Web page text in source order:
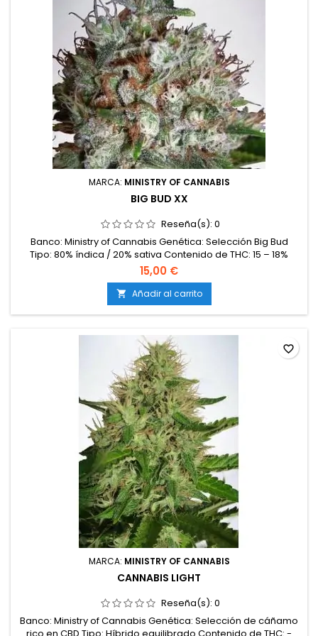
MARCA: MINISTRY OF CANNABIS
BIG BUD XX
Reseña(s): 0
Banco: Ministry of Cannabis Genética: Selección Big Bud
Tipo: 80% índica / 20% sativa Contenido de THC: 15 – 18%
Tiempo de floración: 7 – 8 semanas en interior Producción en
interior: 500 – 600 g/m² Producción en exterior: Hasta 800
g/planta Altura: 100 – 140 cm en interior; hasta 200 cm en
exterior Aromas y sabores: Dulce, terroso y especiado
Efectos:...
15,00 €
 Añadir al carrito
MARCA: MINISTRY OF CANNABIS
CANNABIS LIGHT
Reseña(s): 0
Banco: Ministry of Cannabis Genética: Selección de cáñamo
favorite_border